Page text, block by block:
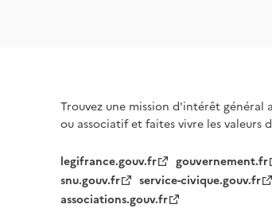
Trouvez une mission d'intérêt général
ou associatif et faites vivre les valeurs
legifrance.gouv.fr gouvernement.fr
snu.gouv.fr
service-civique.gouv.fr
associations.gouv.fr